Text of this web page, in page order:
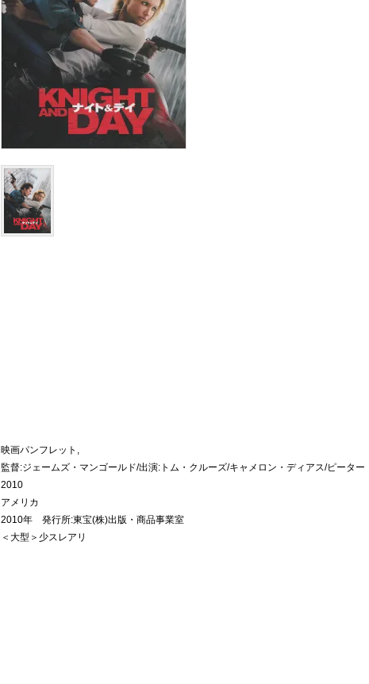
映画パンフレット,
監督:ジェームズ・マンゴールド/出演:トム・クルーズ/キャメロン・ディアス/ピーター
2010
アメリカ
2010年 発行所:東宝(株)出版・商品事業室
＜大型＞少スレアリ